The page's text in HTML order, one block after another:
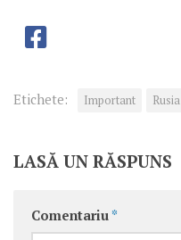
Etichete: Important Rusia
LASĂ UN RĂSPUNS
Comentariu *